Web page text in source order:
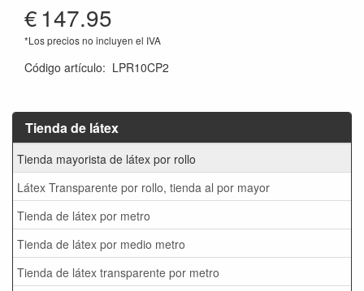
Tienda de látex
Tienda mayorista de látex por rollo
Látex Transparente por rollo, tienda al por mayor
Tienda de látex por metro
Tienda de látex por medio metro
Tienda de látex transparente por metro
€147.95
*Los precios no incluyen el IVA
Código artículo: LPR10CP2